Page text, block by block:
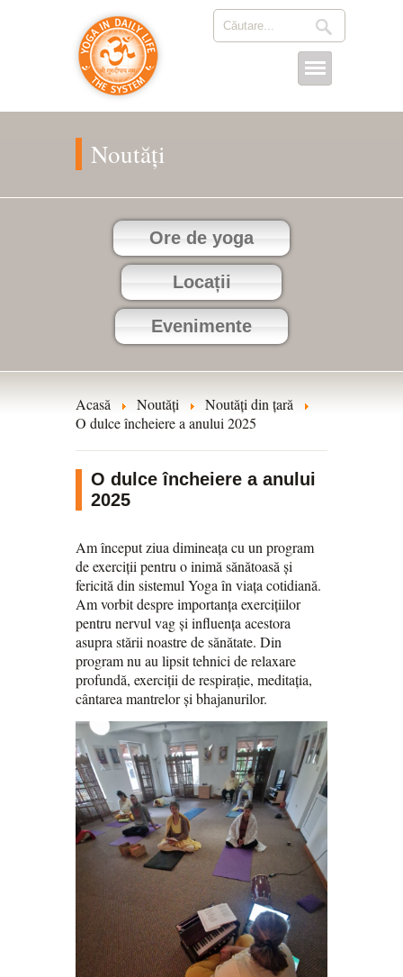
Noutăți
Ore de yoga
Locații
Evenimente
Acasă Noutăți
Noutăți din țară
O dulce încheiere a anului 2025
O dulce încheiere a anului
2025
Am început ziua dimineața cu un program
de exerciții pentru o inimă sănătoasă și
fericită din sistemul Yoga în viața cotidiană.
Am vorbit despre importanța exercițiilor
pentru nervul vag și influența acestora
asupra stării noastre de sănătate. Din
program nu au lipsit tehnici de relaxare
profundă, exerciții de respirație, meditația,
cântarea mantrelor și bhajanurilor.